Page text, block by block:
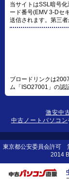
当サイトはSSL暗号
ード番号(EMV 3-Dセ
送信されます。第三
ブロードリンクは
ム「ISO27001」の認
激安中
中古ノートパソコン
東京都公安委員会許可
2014